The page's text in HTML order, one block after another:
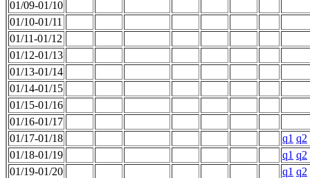
01/09-01/10
01/10-01/11
01/11-01/12
01/12-01/13
01/13-01/14
01/14-01/15
01/15-01/16
01/16-01/17
01/17-01/18
q1 q2
01/18-01/19
q1 q2
01/19-01/20
q1 q2